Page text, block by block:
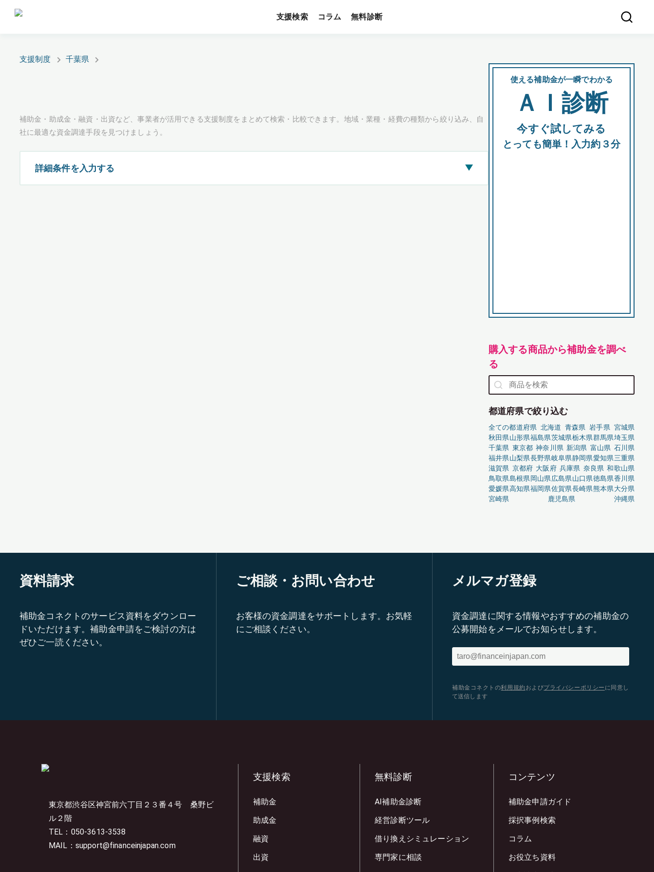
支援検索 コラム 無料診断
支援制度 千葉県
補助金・助成金・融資・出資など、事業者が活用できる支援制度をまとめて検索・比較できます。地域・業種・経費の種類から絞り込み、自
社に最適な資金調達手段を見つけましょう。
詳細条件を入力する ▶
使える補助金が一瞬でわかる
ＡＩ診断
今すぐ試してみる
とっても簡単！入力約３分
購入する商品から補助金を調べ
る
都道府県で絞り込む
全ての都道府県 北海道 青森県 岩手県 宮城県
秋田県山形県福島県茨城県栃木県群馬県埼玉県
千葉県 東京都 神奈川県 新潟県 富山県 石川県
福井県山梨県長野県岐阜県静岡県愛知県三重県
滋賀県 京都府 大阪府 兵庫県 奈良県 和歌山県
鳥取県島根県岡山県広島県山口県徳島県香川県
愛媛県高知県福岡県佐賀県長崎県熊本県大分県
宮崎県
鹿児島県 沖縄県
資料請求
補助金コネクトのサービス資料をダウンロー
ドいただけます。補助金申請をご検討の方は
ぜひご一読ください。
ご相談・お問い合わせ
お客様の資金調達をサポートします。お気軽
にご相談ください。
メルマガ登録
資金調達に関する情報やおすすめの補助金の
公募開始をメールでお知らせします。
補助金コネクトの利用規約 およびプライバシーポリシー に同意し
て送信します
東京都渋谷区神宮前六丁目２３番４号 桑野ビ
ル２階
TEL：050-3613-3538
MAIL：support@financeinjapan.com
支援検索
補助金
助成金
融資
出資
無料診断
AI補助金診断
経営診断ツール
借り換えシミュレーション
専門家に相談
コンテンツ
補助金申請ガイド
採択事例検索
コラム
お役立ち資料